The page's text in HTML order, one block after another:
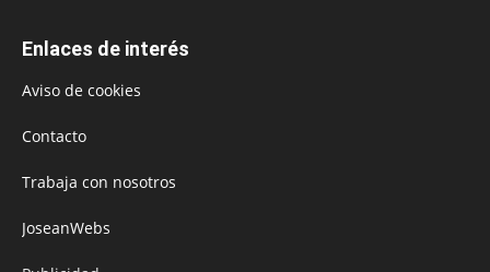
Enlaces de interés
Aviso de cookies
Contacto
Trabaja con nosotros
JoseanWebs